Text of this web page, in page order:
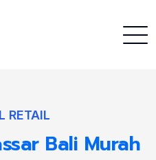
RETAIL
Bali Murah